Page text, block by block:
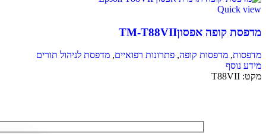
Quick view
מדפסת קופה אפסוןTM-T88VII
מדפסות, מדפסות קופה, פתרונות רפואיים, מדפסת לניהול תורים
מידע נוסף
מקט: T88VII